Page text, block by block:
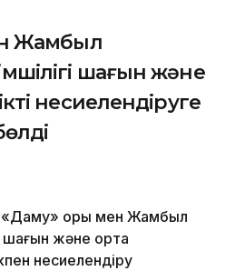
Жамбыл
шағын және
несиелендіруге
Қоры мен Жамбыл
шағын және орта
несиелендіру